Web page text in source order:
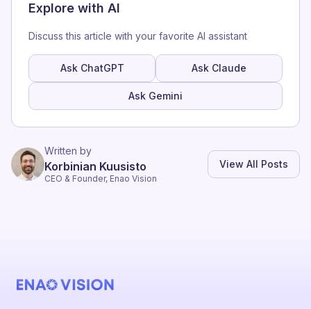
Explore with AI
Discuss this article with your favorite AI assistant
Ask ChatGPT Ask Claude
Ask Gemini
Written by
Korbinian Kuusisto
CEO & Founder, Enao Vision
View All Posts